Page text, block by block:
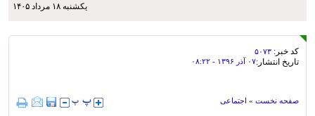
يکشنبه ۱۸ مرداد ۱۴۰۵
کد خبر: ۵۰۷۳
تاریخ انتشار:۰۷ آذر ۱۳۹۶ - ۰۸:۲۲
صفحه نخست » اجتماعی